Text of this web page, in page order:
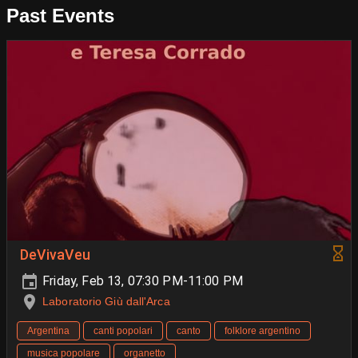
Past Events
DeVivaVeu
Friday, Feb 13, 07:30 PM-11:00 PM
Laboratorio Giù dall'Arca
Argentina canti popolari canto
folklore argentino
musica popolare
organetto